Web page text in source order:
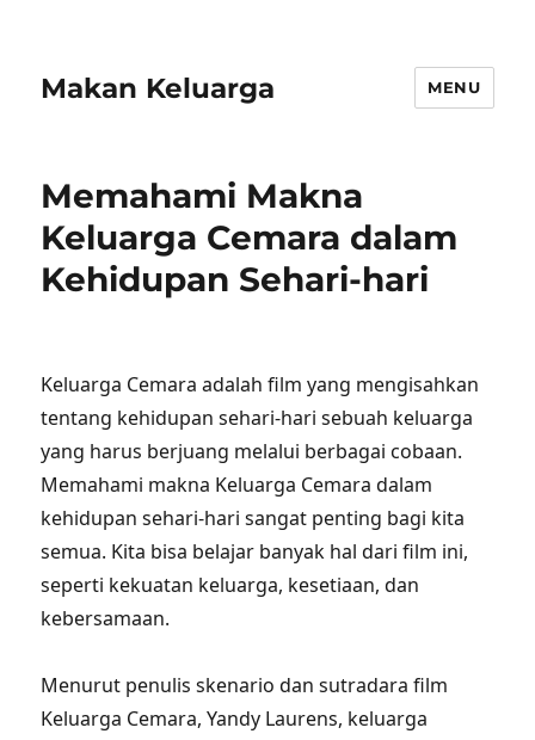
Makan Keluarga MENU
Memahami Makna
Keluarga Cemara dalam
Kehidupan Sehari-hari
Keluarga Cemara adalah film yang mengisahkan
tentang kehidupan sehari-hari sebuah keluarga
yang harus berjuang melalui berbagai cobaan.
Memahami makna Keluarga Cemara dalam
kehidupan sehari-hari sangat penting bagi kita
semua. Kita bisa belajar banyak hal dari film ini,
seperti kekuatan keluarga, kesetiaan, dan
kebersamaan.
Menurut penulis skenario dan sutradara film
Keluarga Cemara, Yandy Laurens, keluarga